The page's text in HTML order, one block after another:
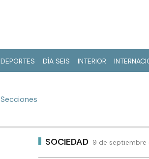
DEPORTES DÍA SEIS INTERIOR
Secciones
SOCIEDAD 9 de septiembre